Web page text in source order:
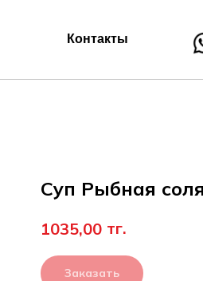
Контакты
Суп Рыбная
1035,00 тг.
Заказать